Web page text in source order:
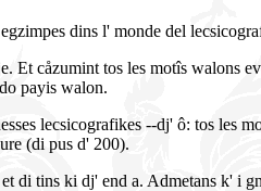
dins l' monde del
Et cåzumint tos les motîs walons
payis walon.
lecsicografikes --dj' ô: tos les
(di pus d' 200).
di tins ki dj' end a. Admetans k' i